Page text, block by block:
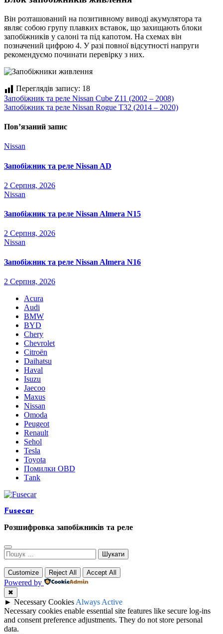
Він розташований на позитивному виводі акумулятора та
являє собою групу плавких вставок, що захищають блоки
запобіжників у салоні та під капотом. На схемах він
позначений цифрою 4. У разі повної відсутності напруги
рекомендуємо починати перевірку з них.
Переглядів запису: 18
Навігація
записів
Запобіжник та реле Nissan Cube Z11 (2002 – 2008)
Запобіжник та реле Nissan Rogue T32 (2014 – 2020)
Пов’язаний запис
Nissan
Запобіжник та реле Nissan AD
2 Серпня, 2026
Nissan
Запобіжник та реле Nissan Almera N15
2 Серпня, 2026
Nissan
Запобіжник та реле Nissan Almera N16
2 Серпня, 2026
Acura
Audi
BMW
BYD
Chery
Chevrolet
Citroën
Daihatsu
Haval
Isuzu
Jaecoo
Maxus
Nissan
Omoda
Peugeot
Renault
Sehol
Tesla
Toyota
Помилки OBD
Таnk
Fusecar
Розшифровка запобіжників та реле
Пошук:
Customize Reject All Accept All
Powered by
✖
► Necessary Cookies Always Active
Necessary cookies enable essential site features like secure log-ins
and consent preference adjustments. They do not store personal
data.